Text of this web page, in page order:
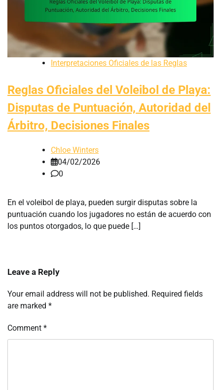
Interpretaciones Oficiales de las Reglas
Reglas Oficiales del Voleibol de Playa:
Disputas de Puntuación, Autoridad del
Árbitro, Decisiones Finales
Chloe Winters
04/02/2026
0
En el voleibol de playa, pueden surgir disputas sobre la
puntuación cuando los jugadores no están de acuerdo con
los puntos otorgados, lo que puede […]
Leave a Reply
Your email address will not be published. Required fields
are marked *
Comment *